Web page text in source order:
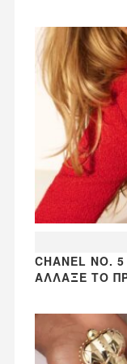
CHANEL NO.
ΆΛΛΑΞΕ ΤΟ